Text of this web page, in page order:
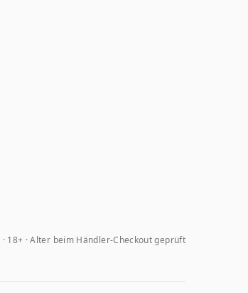
18+ · Alter beim Händler-Checkout geprüft